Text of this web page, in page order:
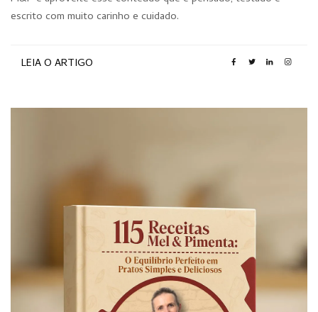
escrito com muito carinho e cuidado.
LEIA O ARTIGO